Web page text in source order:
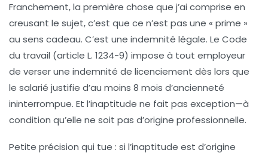
Franchement, la première chose que j’ai comprise en
creusant le sujet, c’est que ce n’est pas une « prime »
au sens cadeau. C’est une indemnité légale. Le Code
du travail (article L. 1234-9) impose à tout employeur
de verser une indemnité de licenciement dès lors que
le salarié justifie d’au moins 8 mois d’ancienneté
ininterrompue. Et l’inaptitude ne fait pas exception—à
condition qu’elle ne soit pas d’origine professionnelle.
Petite précision qui tue : si l’inaptitude est d’origine